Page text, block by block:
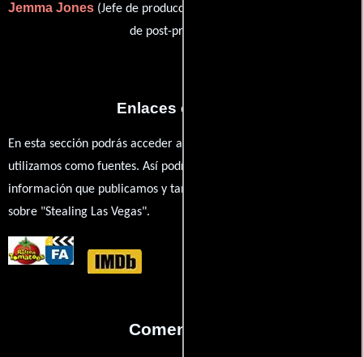
Jemma Jones (Jefe de producción) y
de post-producción)
Enlaces externos
En esta sección podrás acceder a los recursos externos que
utilizamos como fuentes. Así podrás chequear toda la
información que publicamos y también ampliar tu conocimiento
sobre "Stealing Las Vegas".
Comentarios